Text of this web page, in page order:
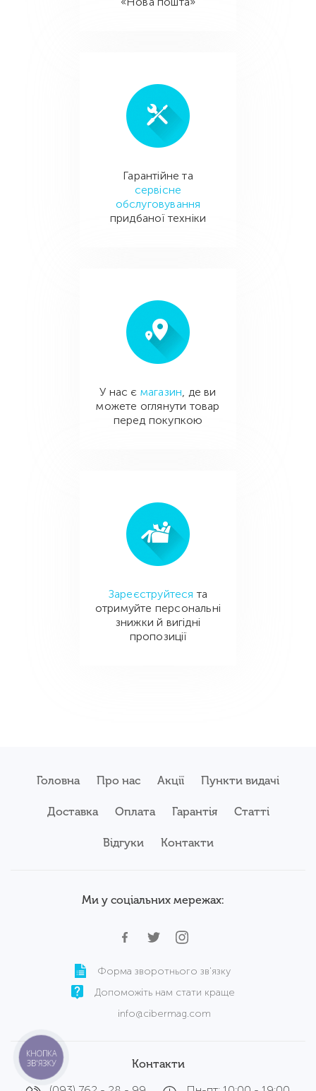
Гарантійне та
сервісне
обслуговування
придбаної техніки
У нас є магазин, де ви
можете оглянути товар
перед покупкою
Зареєструйтеся та
отримуйте персональні
знижки й вигідні
пропозиції
Головна Про нас Акції Пункти видачі
Доставка Оплата Гарантія Статті
Відгуки Контакти
Ми у соціальних мережах:
Форма зворотнього зв'язку
Допоможіть нам стати краще
info@cibermag.com
Контакти
КНОПКА
ЗВ'ЯЗКУ